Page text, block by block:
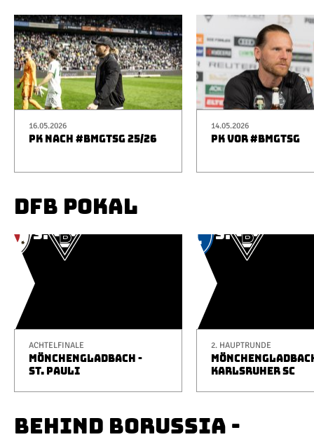
16.05.2026
PK NACH #BMGTSG 25/26
14.05.2026
PK VOR #BMGTSG
DFB POKAL
ACHTELFINALE
MÖNCHENGLADBACH -
ST. PAULI
2. HAUPTRUNDE
KARLSRUHER SC
BEHIND BORUSSIA -